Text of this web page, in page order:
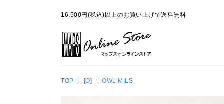
16,500円(税込)以上のお買い上げで送料無料
TOP [O] OWL MILS